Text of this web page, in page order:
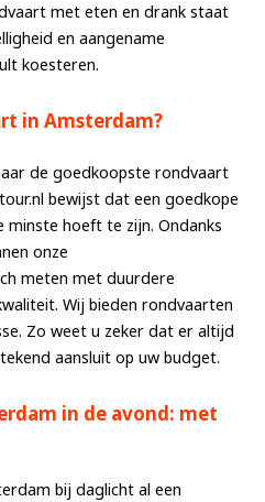
met eten en drank staat
en aangename
koesteren.
in Amsterdam?
de goedkoopste rondvaart
bewijst dat een goedkope
hoeft te zijn. Ondanks
onze
meten met duurdere
Wij bieden rondvaarten
Zo weet u zeker dat er altijd
aansluit op uw budget.
in de avond: met
bij daglicht al een